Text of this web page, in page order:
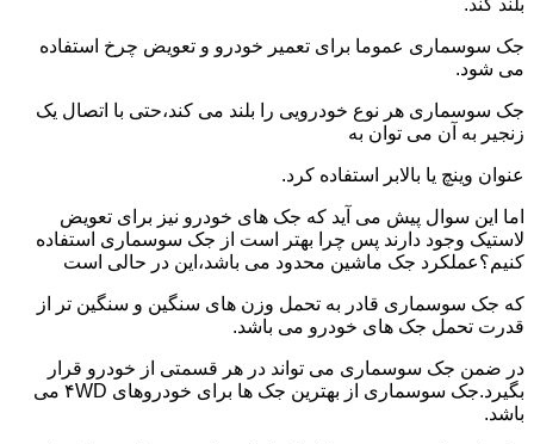
بلند کند.
جک سوسماری عموما برای تعمیر خودرو و تعویض چرخ استفاده
می شود.
جک سوسماری هر نوع خودرویی را بلند می کند،حتی با اتصال یک
زنجیر به آن می توان به
عنوان وینچ یا بالابر استفاده کرد.
اما این سوال پیش می آید که جک های خودرو نیز برای تعویض
لاستیک وجود دارند پس چرا بهتر است از جک سوسماری استفاده
کنیم؟عملکرد جک ماشین محدود می باشد،این در حالی است
که جک سوسماری قادر به تحمل وزن های سنگین و سنگین تر از
قدرت تحمل جک های خودرو می باشد.
در ضمن جک سوسماری می تواند در هر قسمتی از خودرو قرار
بگیرد.جک سوسماری از بهترین جک ها برای خودروهای ۴WD می
باشد.